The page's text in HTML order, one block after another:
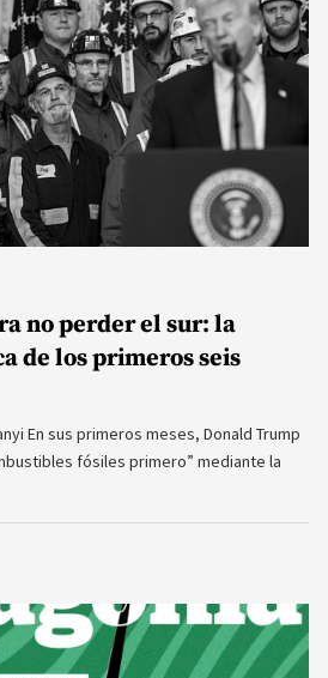
no perder el sur: la
de los primeros seis
En sus primeros meses, Donald Trump
fósiles primero” mediante la